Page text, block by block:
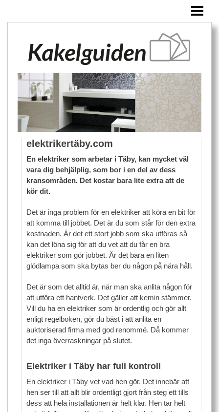
ÖVRIGA PRODUKTER
BLOGG
elektrikertäby.com
En elektriker som arbetar i Täby, kan mycket väl
vara dig behjälplig, som bor i en del av dess
kransområden. Det kostar bara lite extra att de
kör dit.
Det är inga problem för en elektriker att köra en bit för
att komma till jobbet. Det är du som står för den extra
kostnaden. Är det ett stort jobb som ska utföras så
kan det löna sig för att du vet att du får en bra
elektriker som gör jobbet. Är det bara en liten
glödlampa som ska bytas ber du någon på nära håll.
Det är som det alltid är, när man ska anlita någon för
att utföra ett hantverk. Det gäller att kemin stämmer.
Vill du ha en elektriker som är ordentlig och gör allt
enligt regelboken, gör du bäst i att anlita en
auktoriserad firma med god renommé. Då kommer
det inga överraskningar på slutet.
Elektriker i Täby har full kontroll
En elektriker i Täby vet vad hen gör. Det innebär att
hen ser till att allt blir ordentligt gjort från steg ett tills
dess att hela installationen är helt klar. Hen tar helt